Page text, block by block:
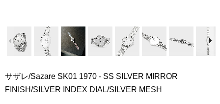
サザレ/Sazare SK01 1970 - SS SILVER MIRROR
FINISH/SILVER INDEX DIAL/SILVER MESH